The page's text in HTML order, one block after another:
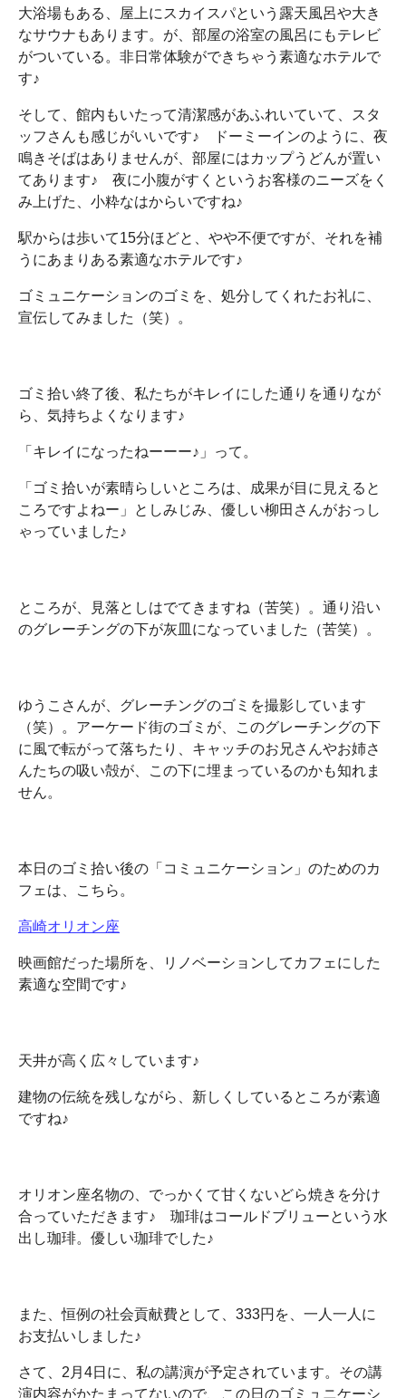
大浴場もある、屋上にスカイスパという露天風呂や大き
なサウナもあります。が、部屋の浴室の風呂にもテレビ
がついている。非日常体験ができちゃう素適なホテルで
す♪
そして、館内もいたって清潔感があふれいていて、スタ
ッフさんも感じがいいです♪ ドーミーインのように、夜
鳴きそばはありませんが、部屋にはカップうどんが置い
てあります♪ 夜に小腹がすくというお客様のニーズをく
み上げた、小粋なはからいですね♪
駅からは歩いて15分ほどと、やや不便ですが、それを補
うにあまりある素適なホテルです♪
ゴミュニケーションのゴミを、処分してくれたお礼に、
宣伝してみました（笑）。
ゴミ拾い終了後、私たちがキレイにした通りを通りなが
ら、気持ちよくなります♪
「キレイになったねーーー♪」って。
「ゴミ拾いが素晴らしいところは、成果が目に見えると
ころですよねー」としみじみ、優しい柳田さんがおっし
ゃっていました♪
ところが、見落としはでてきますね（苦笑）。通り沿い
のグレーチングの下が灰皿になっていました（苦笑）。
ゆうこさんが、グレーチングのゴミを撮影しています
（笑）。アーケード街のゴミが、このグレーチングの下
に風で転がって落ちたり、キャッチのお兄さんやお姉さ
んたちの吸い殻が、この下に埋まっているのかも知れま
せん。
本日のゴミ拾い後の「コミュニケーション」のためのカ
フェは、こちら。
高崎オリオン座
映画館だった場所を、リノベーションしてカフェにした
素適な空間です♪
天井が高く広々しています♪
建物の伝統を残しながら、新しくしているところが素適
ですね♪
オリオン座名物の、でっかくて甘くないどら焼きを分け
合っていただきます♪ 珈琲はコールドブリューという水
出し珈琲。優しい珈琲でした♪
また、恒例の社会貢献費として、333円を、一人一人に
お支払いしました♪
さて、2月4日に、私の講演が予定されています。その講
演内容がかたまってないので、この日のゴミュニケーシ